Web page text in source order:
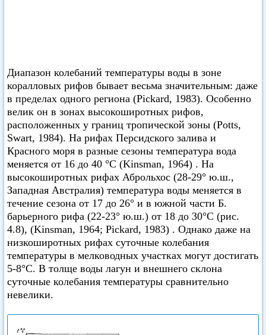
Диапазон колебаний температуры воды в зоне
коралловых рифов бывает весьма значительным: даже
в пределах одного региона (Pickard, 1983). Особенно
велик он в зонах высокоширотных рифов,
расположенных у границ тропической зоны (Potts,
Swart, 1984). На рифах Персидского залива и
Красного моря в разные сезоны температура вода
меняется от 16 до 40 °С (Kinsman, 1964) . На
высокоширотных рифах Аброльхос (28-29° ю.ш.,
Западная Австралия) температура воды меняется в
течение сезона от 17 до 26° и в южной части Б.
барьерного рифа (22-23° ю.ш.) от 18 до 30°С (рис.
4.8), (Kinsman, 1964; Pickard, 1983) . Однако даже на
низкоширотных рифах суточные колебания
температуры в мелководных участках могут достигать
5-8°C. В толще воды лагун и внешнего склона
суточные колебания температуры сравнительно
невелики.